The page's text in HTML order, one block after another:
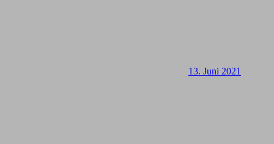
13. Juni 2021